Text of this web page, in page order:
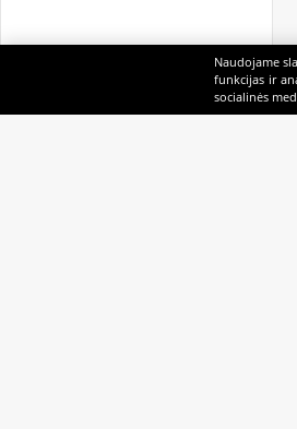
Naudojame
funkcijas ir
socialinės